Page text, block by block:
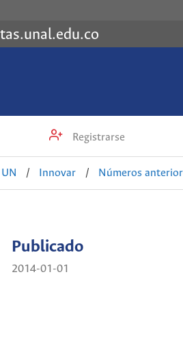
Registrarse
/ Innovar / Números
Publicado
2014-01-01